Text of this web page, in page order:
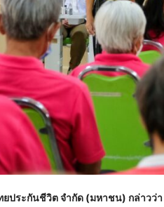
ยประกันชีวิต จำกัด (มหาชน) กล่าวว่า